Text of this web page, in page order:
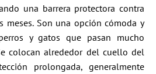
una barrera protectora contra
meses. Son una opción cómoda y
y gatos que pasan mucho
colocan alrededor del cuello del
prolongada, generalmente